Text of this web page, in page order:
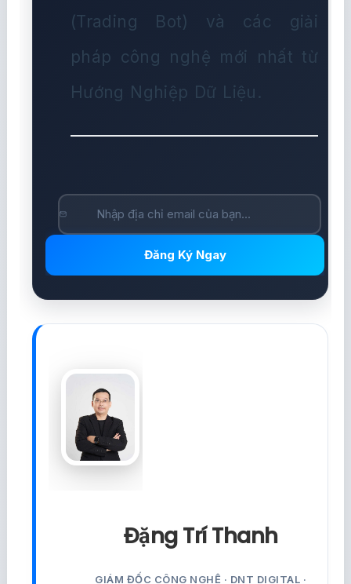
(Trading Bot) và các giải
pháp công nghệ mới nhất từ
Hướng Nghiệp Dữ Liệu.
Đăng Ký Ngay
Đặng Trí Thanh
GIÁM ĐỐC CÔNG NGHỆ · DNT DIGITAL ·